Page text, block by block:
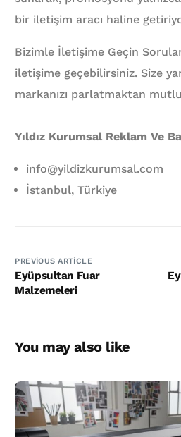
bir iletişim aracı haline
Bizimle İletişime Geçin
iletişime geçebilirsiniz. Size
markanızı parlatmaktan
Yıldız Kurumsal Reklam Ve
info@yildizkurumsal.com
İstanbul, Türkiye
PREVIOUS ARTICLE
Eyüpsultan Fuar
Malzemeleri
You may also like